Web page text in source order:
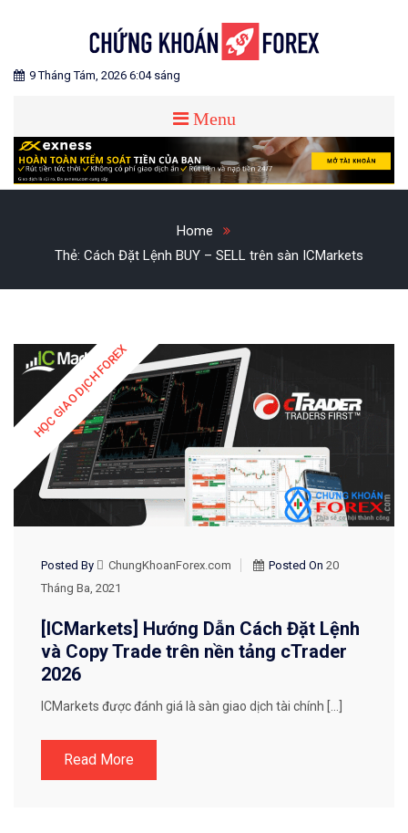
CHỨNG KHOÁN FOREX
Blog chia sẻ về Chứng Khoán và Forex
9 Tháng Tám, 2026 6:04 sáng
Menu
Home
Thẻ: Cách Đặt Lệnh BUY – SELL trên sàn ICMarkets
HỌC GIAO DỊCH FOREX
Posted By ChungKhoanForex.com Posted On 20
Tháng Ba, 2021
[ICMarkets] Hướng Dẫn Cách Đặt Lệnh
và Copy Trade trên nền tảng cTrader
2026
ICMarkets được đánh giá là sàn giao dịch tài chính […]
Read More